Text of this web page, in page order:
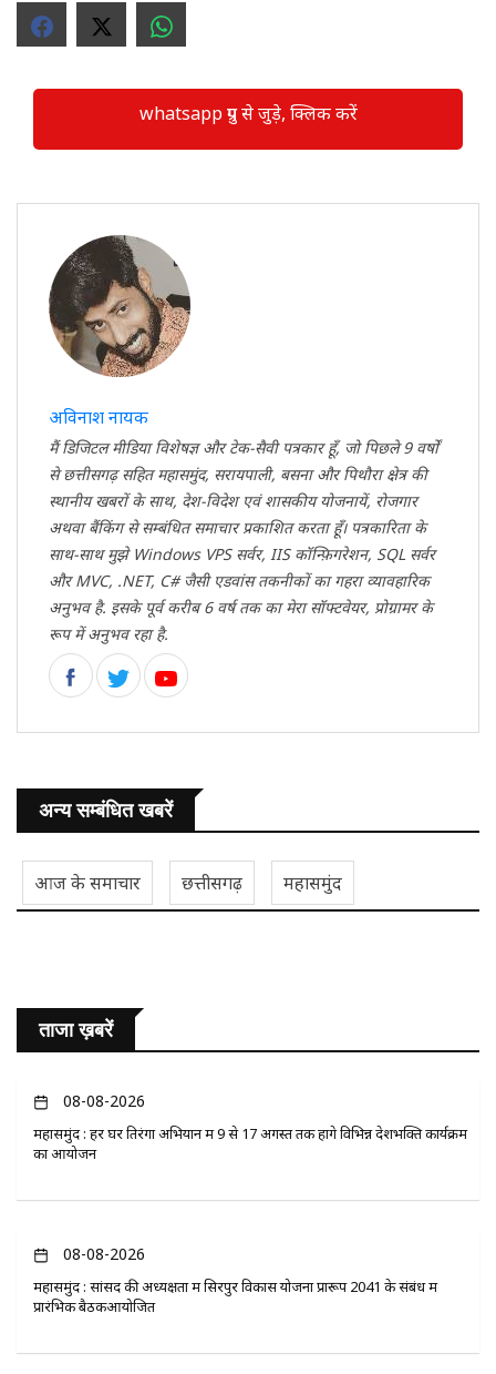
whatsapp ग्रुप से जुड़े, क्लिक करें
अविनाश नायक
मैं डिजिटल मीडिया विशेषज्ञ और टेक-सैवी पत्रकार हूँ, जो पिछले 9 वर्षों
से छत्तीसगढ़ सहित महासमुंद, सरायपाली, बसना और पिथौरा क्षेत्र की
स्थानीय खबरों के साथ, देश-विदेश एवं शासकीय योजनायें, रोजगार
अथवा बैंकिंग से सम्बंधित समाचार प्रकाशित करता हूँ। पत्रकारिता के
साथ-साथ मुझे Windows VPS सर्वर, IIS कॉन्फ़िगरेशन, SQL सर्वर
और MVC, .NET, C# जैसी एडवांस तकनीकों का गहरा व्यावहारिक
अनुभव है. इसके पूर्व करीब 6 वर्ष तक का मेरा सॉफ्टवेयर, प्रोग्रामर के
रूप में अनुभव रहा है.
अन्य सम्बंधित खबरें
आज के समाचार छत्तीसगढ़ महासमुंद
ताजा ख़बरें
08-08-2026
महासमुंद : हर घर तिरंगा अभियान में 9 से 17 अगस्त तक होंगे विभिन्न देशभक्ति कार्यक्रम
का आयोजन
08-08-2026
महासमुंद : सांसद की अध्यक्षता में सिरपुर विकास योजना प्रारूप 2041 के संबंध में
प्रारंभिक बैठकआयोजित